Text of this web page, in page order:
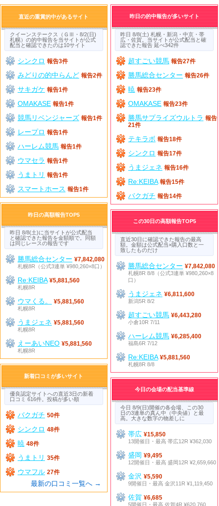
直近の重賞的中があるサイト
クイーンステークス（ＧⅢ・8/2(日)
札幌）の的中報告を当サイトが公式
配当と確認できたのは10サイト
シンクロ 報告3件
みどりの的中らんど 報告2件
サキガケ 報告1件
OMAKASE 報告1件
競馬リベンジャーズ 報告1件
レープロ 報告1件
ハーレム競馬 報告1件
ウマセラ 報告1件
うまトリ 報告1件
スマートホース 報告1件
昨日の的中報告が多いサイト
昨日 8/8(土) 札幌・新潟・中京・帯
広・佐賀。当サイトが公式配当と確
認できた報告 延べ342件
超すごい競馬 報告27件
勝馬総合センター 報告26件
暁 報告23件
OMAKASE 報告23件
勝馬サプライズウルトラ 報告
21件
テキラボ 報告18件
シンクロ 報告17件
うまジェネ 報告16件
Re:KEIBA 報告15件
バクガチ 報告14件
昨日の高額報告TOP5
昨日 8/8(土)に当サイトが公式配当
と確認できた報告を金額順で。同額
は同じレースの報告です
勝馬総合センター ¥7,842,080
札幌8R（公式3連単 ¥980,260×8口）
Re:KEIBA ¥5,881,560
札幌8R
ウマくる。
¥5,881,560
札幌8R
うまジェネ ¥5,881,560
札幌8R
えーあいNEO ¥5,881,560
札幌8R
この30日の高額報告TOP5
直近30日に確認できた報告の最高
額。金額は公式配当×購入口数と一
致したものだけ
勝馬総合センター ¥7,842,080
札幌8R 8/8（公式3連単 ¥980,260×8
口）
うまジェネ ¥6,811,600
新潟5R 8/2
超すごい競馬 ¥6,443,280
小倉10R 7/11
ハーレム競馬 ¥6,285,400
福島6R 7/12
Re:KEIBA ¥5,881,560
札幌8R 8/8
新着口コミが多いサイト
優良認定サイトへの直近3日の新着
口コミ 616件。投稿が多い順
バクガチ 50件
シンクロ 48件
暁 48件
うまトリ 35件
ウマフル 27件
最新の口コミ一覧へ →
今日の会場の配当基準線
今日 8/9(日)開催の各会場、この30
日の3連単の真ん中（中央値）と最
高。大きな数字の物差しに
帯広¥15,850
13開催日・最高 帯広12R ¥362,030
盛岡¥9,495
12開催日・最高 盛岡12R ¥2,659,660
金沢¥5,590
9開催日・最高 金沢11R ¥1,119,450
佐賀¥6,685
5開催日・最高 佐賀4R ¥620,760